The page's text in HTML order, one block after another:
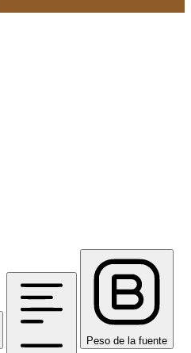
Peso de la fuente